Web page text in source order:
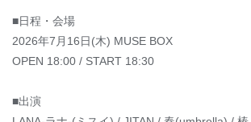
■日程・会場
2026年7月16日(木) MUSE BOX
OPEN 18:00 / START 18:30
■出演